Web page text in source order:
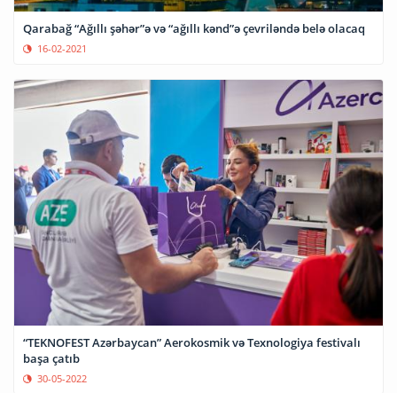
Qarabağ “Ağıllı şəhər”ə və “ağıllı kənd”ə çevriləndə belə olacaq
16-02-2021
“TEKNOFEST Azərbaycan” Aerokosmik və Texnologiya festivalı
başa çatıb
30-05-2022